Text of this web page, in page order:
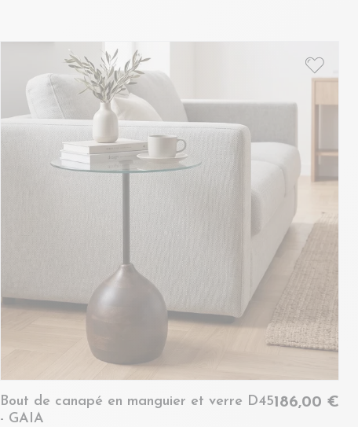
Bout de canapé en manguier et verre D45
- GAIA
186,00 €